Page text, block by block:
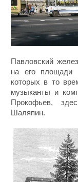
Павловский
на его площади
которых в то
музыканты и
Прокофьев,
Шаляпин.